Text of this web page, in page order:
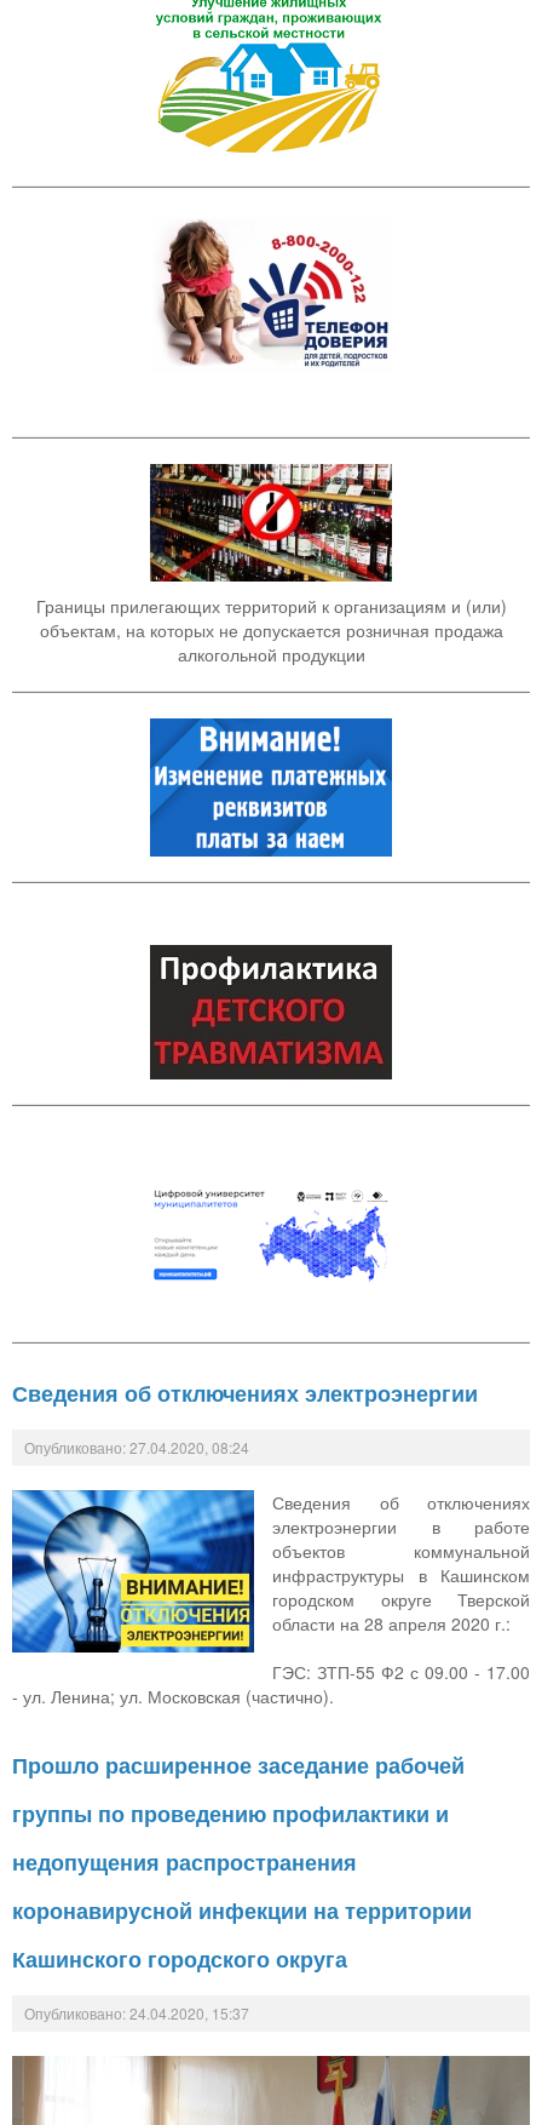
Границы прилегающих территорий к организациям и (или)
объектам, на которых не допускается розничная продажа
алкогольной продукции
Сведения об отключениях электроэнергии
Опубликовано: 27.04.2020, 08:24
Сведения об отключениях
электроэнергии в работе
объектов коммунальной
инфраструктуры в Кашинском
городском округе Тверской
области на 28 апреля 2020 г.:
ГЭС: ЗТП-55 Ф2 с 09.00 - 17.00
- ул. Ленина; ул. Московская (частично).
Прошло расширенное заседание рабочей
группы по проведению профилактики и
недопущения распространения
коронавирусной инфекции на территории
Кашинского городского округа
Опубликовано: 24.04.2020, 15:37